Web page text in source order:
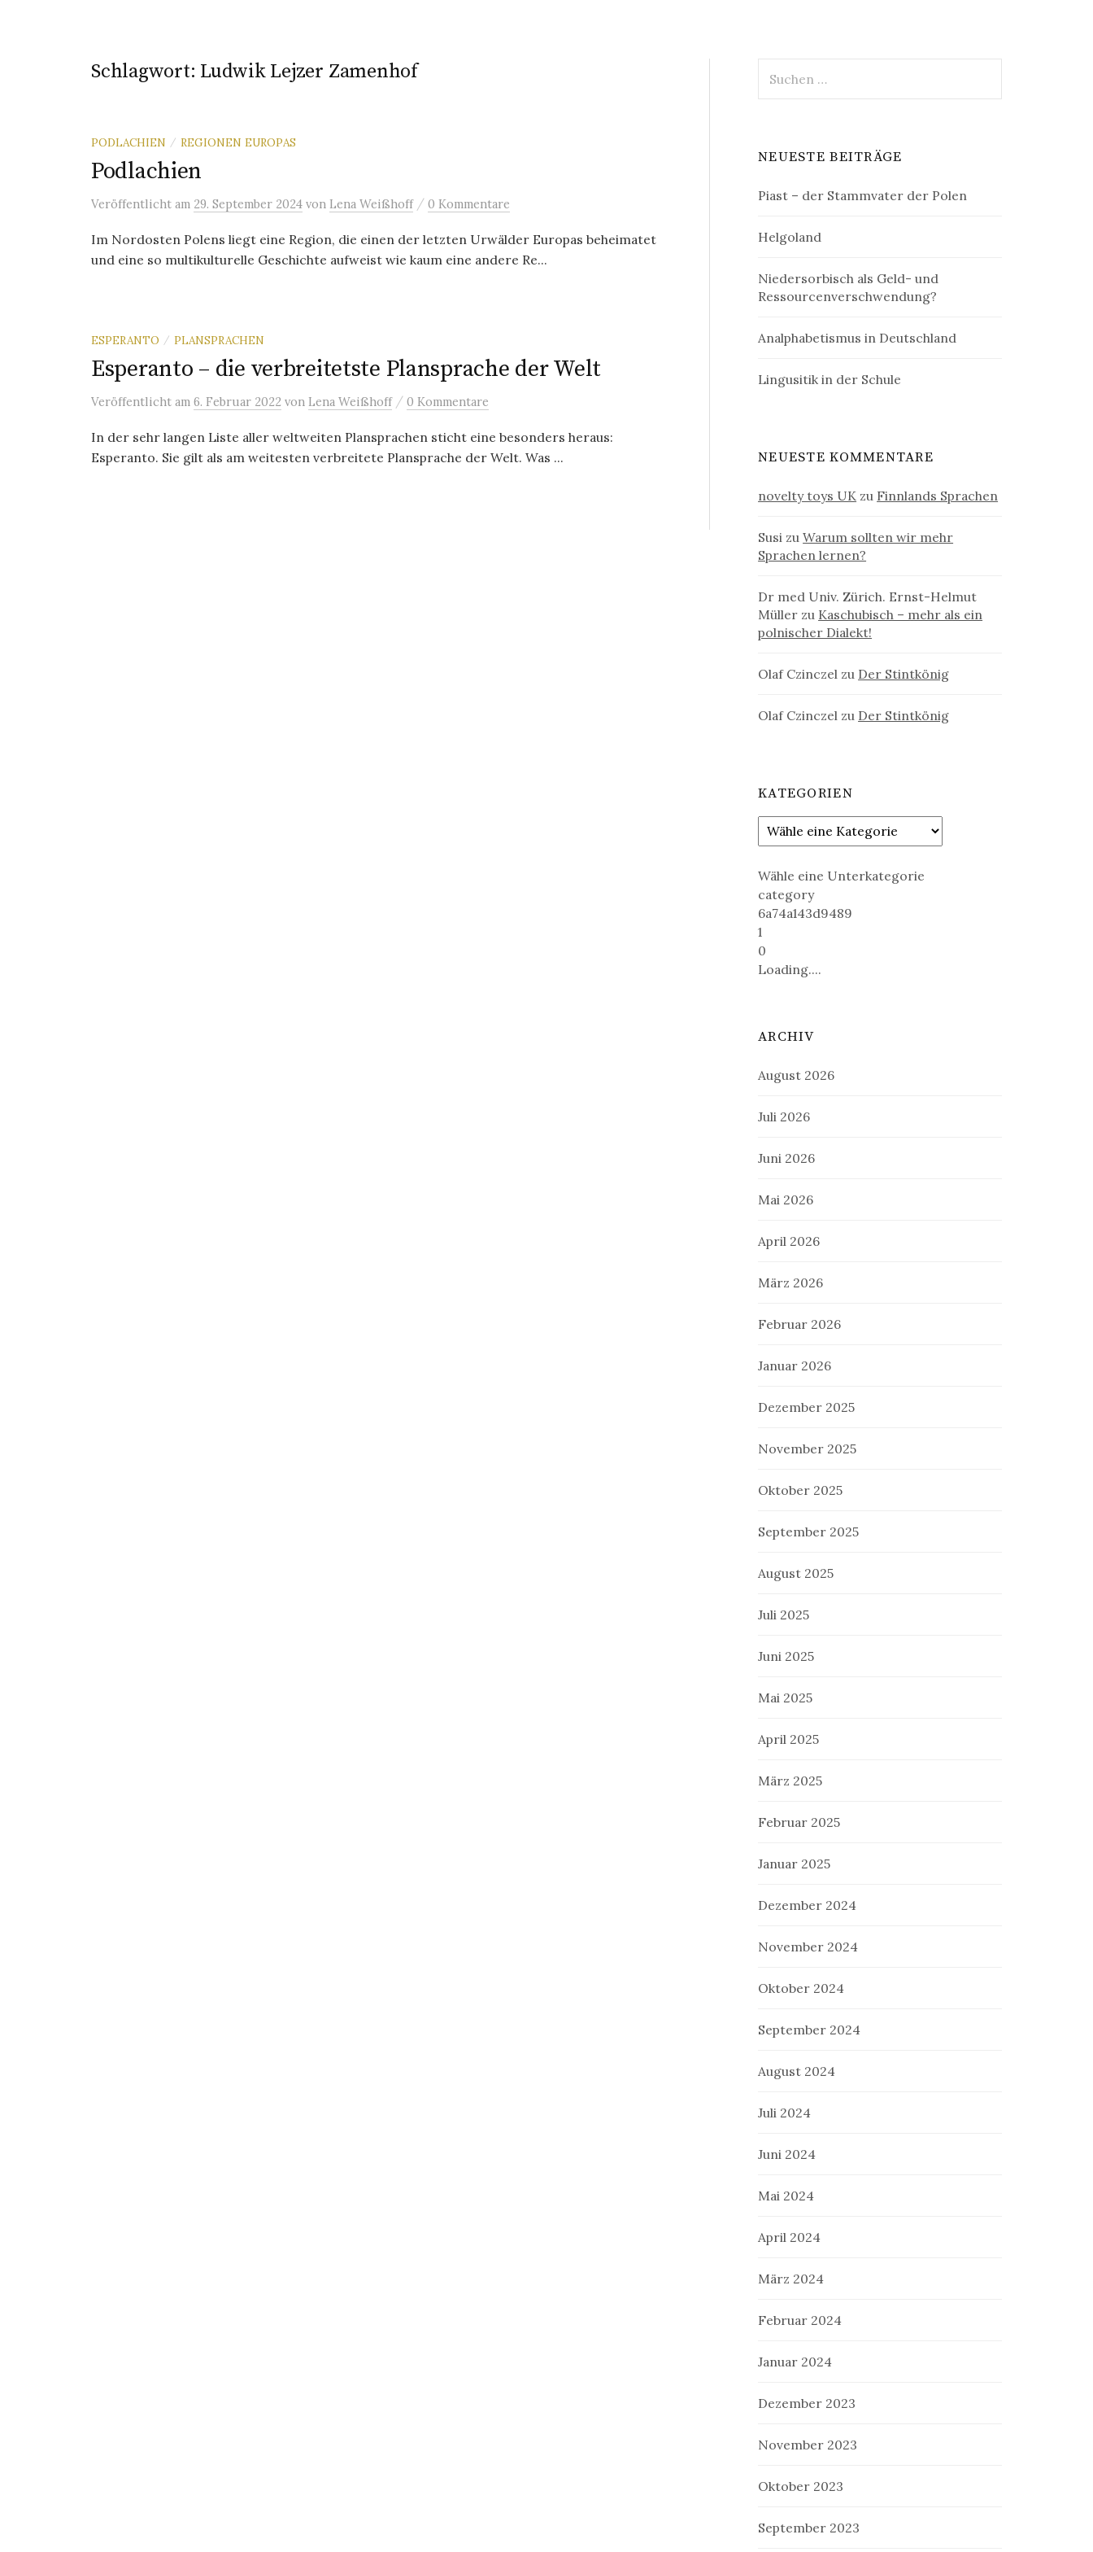
Schlagwort: Ludwik Lejzer Zamenhof
PODLACHIEN / REGIONEN EUROPAS
Podlachien
Veröffentlicht am 29. September 2024 von Lena Weißhoff / 0 Kommentare
Im Nordosten Polens liegt eine Region, die einen der letzten Urwälder Europas beheimatet
und eine so multikulturelle Geschichte aufweist wie kaum eine andere Re...
ESPERANTO / PLANSPRACHEN
Esperanto – die verbreitetste Plansprache der Welt
Veröffentlicht am 6. Februar 2022 von Lena Weißhoff / 0 Kommentare
In der sehr langen Liste aller weltweiten Plansprachen sticht eine besonders heraus:
Esperanto. Sie gilt als am weitesten verbreitete Plansprache der Welt. Was ...
nach:
NEUESTE BEITRÄGE
Piast – der Stammvater der Polen
Helgoland
Niedersorbisch als Geld- und
Ressourcenverschwendung?
Analphabetismus in Deutschland
Lingusitik in der Schule
NEUESTE KOMMENTARE
novelty toys UK zu Finnlands Sprachen
Susi zuWarum sollten wir mehr
Sprachen lernen?
Dr med Univ. Zürich. Ernst-Helmut
Müller zu Kaschubisch – mehr als ein
polnischer Dialekt!
Olaf Czinczel zu Der Stintkönig
Olaf Czinczel zu Der Stintkönig
KATEGORIEN
Wähle eine Unterkategorie
category
6a74a143d9489
1
0
Loading....
ARCHIV
August 2026
Juli 2026
Juni 2026
Mai 2026
April 2026
März 2026
Februar 2026
Januar 2026
Dezember 2025
November 2025
Oktober 2025
September 2025
August 2025
Juli 2025
Juni 2025
Mai 2025
April 2025
März 2025
Februar 2025
Januar 2025
Dezember 2024
November 2024
Oktober 2024
September 2024
August 2024
Juli 2024
Juni 2024
Mai 2024
April 2024
März 2024
Februar 2024
Januar 2024
Dezember 2023
November 2023
Oktober 2023
September 2023